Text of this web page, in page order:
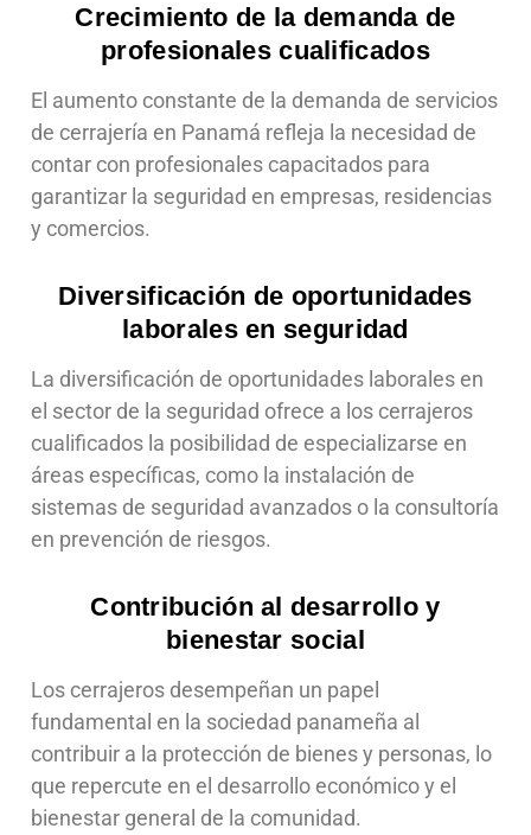
Crecimiento de la demanda de
profesionales cualificados
El aumento constante de la demanda de servicios
de cerrajería en Panamá refleja la necesidad de
contar con profesionales capacitados para
garantizar la seguridad en empresas, residencias
y comercios.
Diversificación de oportunidades
laborales en seguridad
La diversificación de oportunidades laborales en
el sector de la seguridad ofrece a los cerrajeros
cualificados la posibilidad de especializarse en
áreas específicas, como la instalación de
sistemas de seguridad avanzados o la consultoría
en prevención de riesgos.
Contribución al desarrollo y
bienestar social
Los cerrajeros desempeñan un papel
fundamental en la sociedad panameña al
contribuir a la protección de bienes y personas, lo
que repercute en el desarrollo económico y el
bienestar general de la comunidad.